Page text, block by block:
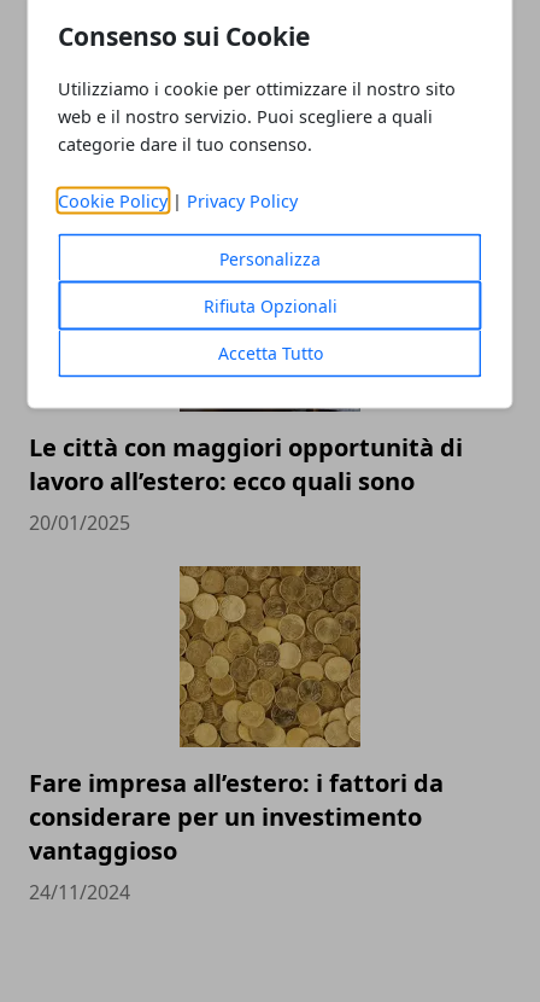
Consenso sui Cookie
Utilizziamo i cookie per ottimizzare il nostro sito
web e il nostro servizio. Puoi scegliere a quali
categorie dare il tuo consenso.
Cookie Policy | Privacy Policy
Personalizza
Rifiuta Opzionali
Accetta Tutto
Quali sono gli obblighi da adempiere
quando si sottoscrive un mutuo?
25/06/2025
Le città con maggiori opportunità di
lavoro all’estero: ecco quali sono
20/01/2025
Fare impresa all’estero: i fattori da
considerare per un investimento
vantaggioso
24/11/2024